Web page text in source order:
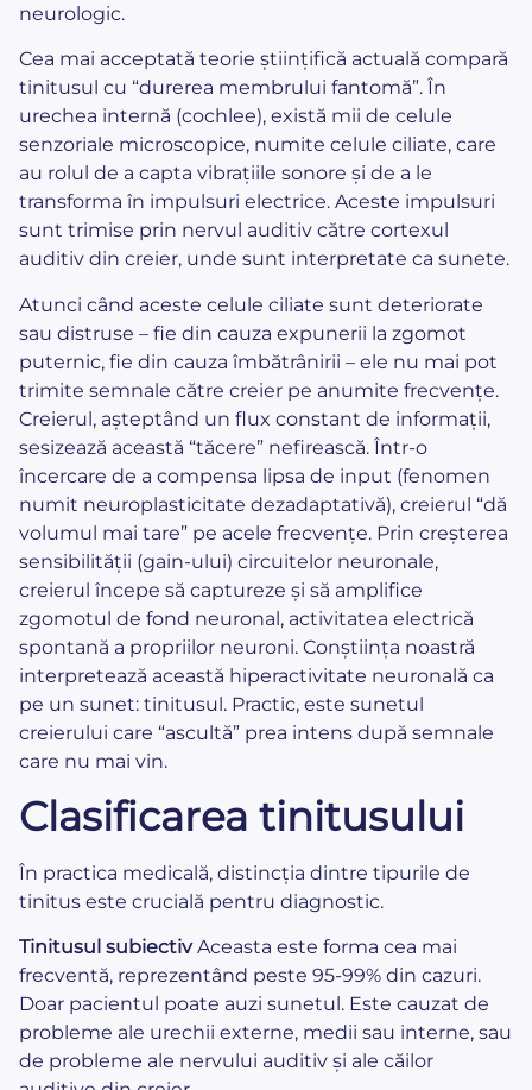
neurologic.
Cea mai acceptată teorie științifică actuală compară
tinitusul cu “durerea membrului fantomă”. În
urechea internă (cochlee), există mii de celule
senzoriale microscopice, numite celule ciliate, care
au rolul de a capta vibrațiile sonore și de a le
transforma în impulsuri electrice. Aceste impulsuri
sunt trimise prin nervul auditiv către cortexul
auditiv din creier, unde sunt interpretate ca sunete.
Atunci când aceste celule ciliate sunt deteriorate
sau distruse – fie din cauza expunerii la zgomot
puternic, fie din cauza îmbătrânirii – ele nu mai pot
trimite semnale către creier pe anumite frecvențe.
Creierul, așteptând un flux constant de informații,
sesizează această “tăcere” nefirească. Într-o
încercare de a compensa lipsa de input (fenomen
numit neuroplasticitate dezadaptativă), creierul “dă
volumul mai tare” pe acele frecvențe. Prin creșterea
sensibilității (gain-ului) circuitelor neuronale,
creierul începe să captureze și să amplifice
zgomotul de fond neuronal, activitatea electrică
spontană a propriilor neuroni. Conștiința noastră
interpretează această hiperactivitate neuronală ca
pe un sunet: tinitusul. Practic, este sunetul
creierului care “ascultă” prea intens după semnale
care nu mai vin.
Clasificarea tinitusului
În practica medicală, distincția dintre tipurile de
tinitus este crucială pentru diagnostic.
Tinitusul subiectivAceasta este forma cea mai
frecventă, reprezentând peste 95-99% din cazuri.
Doar pacientul poate auzi sunetul. Este cauzat de
probleme ale urechii externe, medii sau interne, sau
de probleme ale nervului auditiv și ale căilor